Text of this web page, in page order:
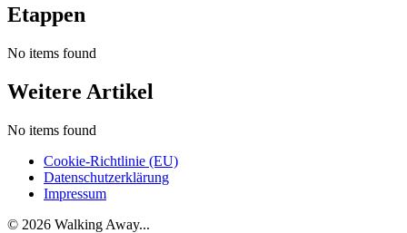
Etappen
No items found
Weitere Artikel
No items found
Cookie-Richtlinie (EU)
Datenschutzerklärung
Impressum
© 2026 Walking Away...